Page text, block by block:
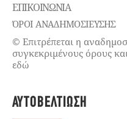
ΕΠΙΚΟΙΝΩΝΊΑ
ΌΡΟΙ ΑΝΑΔΗΜΟΣΙΕΥΣΗΣ
© Επιτρέπεται η
συγκεκριμένους όρους
εδώ
ΑΥΤΟΒΕΛΤΊΩΣΗ